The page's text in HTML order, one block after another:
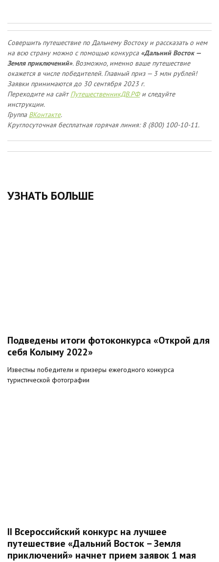
Совершить путешествие по Дальнему Востоку и рассказать о нем
на всю страну можно с помощью конкурса «Дальний Восток —
Земля приключений». Возможно, именно ваше путешествие
окажется в числе победителей. Главный приз — 3 млн рублей!
Заявки принимаются до 30 сентября 2023 г.
Переходите на сайтПутешественникДВ.РФи следуйте
инструкции.
Группа ВКонтакте.
Круглосуточная бесплатная горячая линия: 8 (800) 100-10-11.
УЗНАТЬ БОЛЬШЕ
Подведены итоги фотоконкурса «Открой для
себя Колыму 2022»
Известны победители и призеры ежегодного конкурса
туристической фотографии
II Всероссийский конкурс на лучшее
путешествие «Дальний Восток – Земля
приключений» начнет прием заявок 1 мая